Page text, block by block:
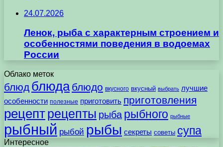
24.07.2026
Ленок, рыба с характерным строением и
особенностями поведения в водоемах
России
Облако меток
блюд блюда блюдо вкусного вкусный выбрать лучшие
особенности полезные приготовить приготовления
рецептрецепты рыба рыбного рыбные
рыбный рыбой рыбы секреты советы супа
Интересное